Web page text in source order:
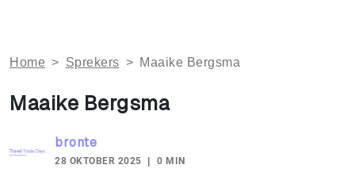
Home > Sprekers > Maaike Bergsma
Maaike Bergsma
bronte
28 OKTOBER 2025 0 MIN